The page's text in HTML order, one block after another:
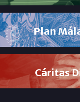
Plan
Cáritas